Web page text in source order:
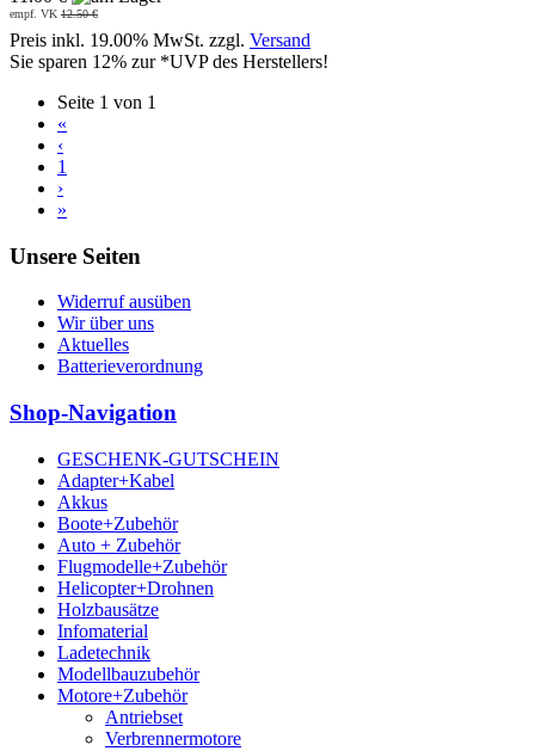
empf. VK 12.50 €
Preis inkl. 19.00% MwSt. zzgl. Versand
Sie sparen 12% zur *UVP des Herstellers!
Seite 1 von 1
«
‹
1
›
»
Unsere Seiten
Widerruf ausüben
Wir über uns
Aktuelles
Batterieverordnung
Shop-Navigation
GESCHENK-GUTSCHEIN
Adapter+Kabel
Akkus
Boote+Zubehör
Auto + Zubehör
Flugmodelle+Zubehör
Helicopter+Drohnen
Holzbausätze
Infomaterial
Ladetechnik
Modellbauzubehör
Motore+Zubehör
Antriebset
Verbrennermotore